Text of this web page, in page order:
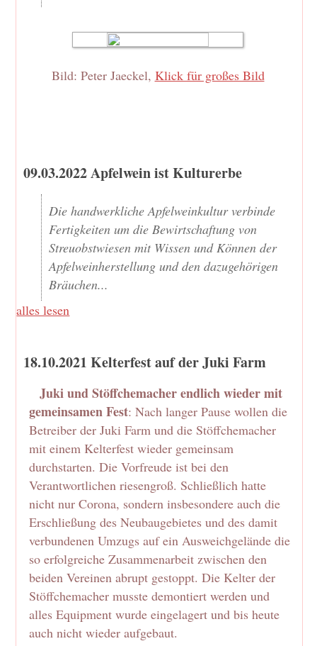
Bild: Peter Jaeckel, Klick für großes Bild
09.03.2022 Apfelwein ist Kulturerbe
Die handwerkliche Apfelweinkultur verbinde
Fertigkeiten um die Bewirtschaftung von
Streuobstwiesen mit Wissen und Können der
Apfelweinherstellung und den dazugehörigen
Bräuchen...
alles lesen
18.10.2021 Kelterfest auf der Juki Farm
Juki und Stöffchemacher endlich wieder mit
gemeinsamen Fest: Nach langer Pause wollen die
Betreiber der Juki Farm und die Stöffchemacher
mit einem Kelterfest wieder gemeinsam
durchstarten. Die Vorfreude ist bei den
Verantwortlichen riesengroß. Schließlich hatte
nicht nur Corona, sondern insbesondere auch die
Erschließung des Neubaugebietes und des damit
verbundenen Umzugs auf ein Ausweichgelände die
so erfolgreiche Zusammenarbeit zwischen den
beiden Vereinen abrupt gestoppt. Die Kelter der
Stöffchemacher musste demontiert werden und
alles Equipment wurde eingelagert und bis heute
auch nicht wieder aufgebaut.